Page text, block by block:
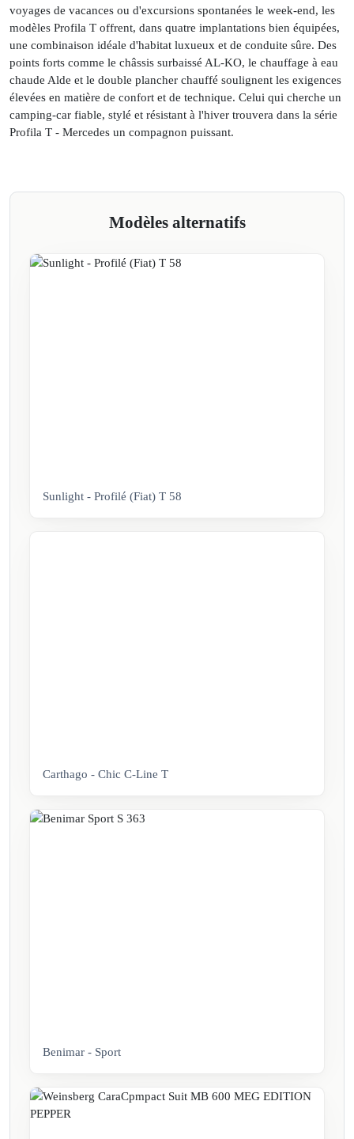
voyages de vacances ou d'excursions spontanées le week-end, les
modèles Profila T offrent, dans quatre implantations bien équipées,
une combinaison idéale d'habitat luxueux et de conduite sûre. Des
points forts comme le châssis surbaissé AL-KO, le chauffage à eau
chaude Alde et le double plancher chauffé soulignent les exigences
élevées en matière de confort et de technique. Celui qui cherche un
camping-car fiable, stylé et résistant à l'hiver trouvera dans la série
Profila T - Mercedes un compagnon puissant.
Modèles alternatifs
Sunlight - Profilé (Fiat) T 58
Carthago - Chic C-Line T
Benimar - Sport